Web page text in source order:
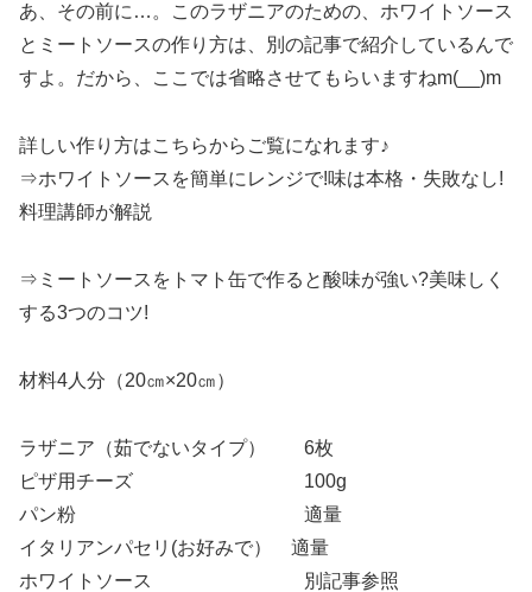
あ、その前に…。このラザニアのための、ホワイトソース
とミートソースの作り方は、別の記事で紹介しているんで
すよ。だから、ここでは省略させてもらいますねm(__)m
詳しい作り方はこちらからご覧になれます♪
⇒ホワイトソースを簡単にレンジで!味は本格・失敗なし!
料理講師が解説
⇒ミートソースをトマト缶で作ると酸味が強い?美味しく
する3つのコツ!
材料4人分（20㎝×20㎝）
ラザニア（茹でないタイプ） 6枚
ピザ用チーズ 100g
パン粉 適量
イタリアンパセリ(お好みで） 適量
ホワイトソース 別記事参照